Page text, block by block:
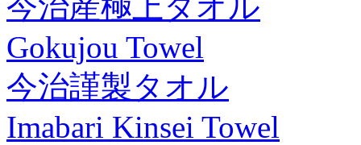
Gokujou Towel
今治謹製タオル
Imabari Kinsei Towel